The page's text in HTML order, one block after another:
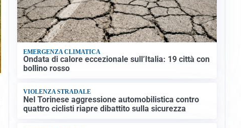
EMERGENZA CLIMATICA
Ondata di calore eccezionale sull’Italia: 19 città con
bollino rosso
VIOLENZA STRADALE
Nel Torinese aggressione automobilistica contro
quattro ciclisti riapre dibattito sulla sicurezza